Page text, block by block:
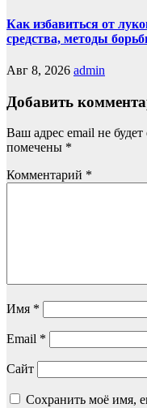
Как избавиться от
средства, методы
Авг 8, 2026 admin
Добавить
Ваш адрес email не
помечены *
Комментарий *
Имя *
Email *
Сайт
Сохранить моё имя,